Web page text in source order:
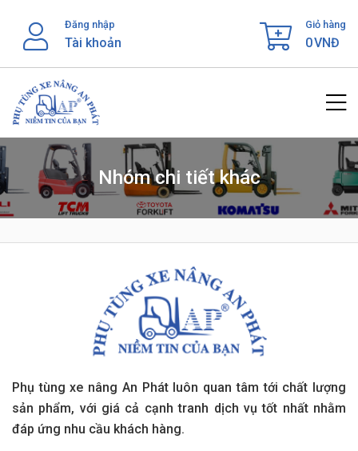
content
Đăng nhập
Tài khoản
Giỏ hàng
0VNĐ
Nhóm chi tiết khác
Phụ tùng xe nâng An Phát luôn quan tâm tới chất lượng
sản phẩm, với giá cả cạnh tranh dịch vụ tốt nhất nhằm
đáp ứng nhu cầu khách hàng.